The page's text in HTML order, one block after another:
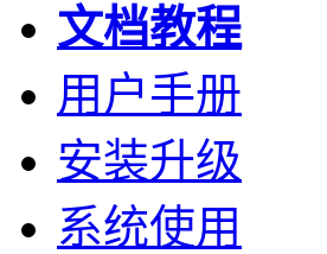
文档教程
用户手册
安装升级
系统使用